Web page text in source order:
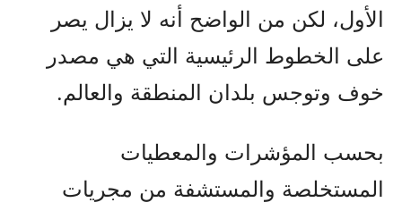
الأول، لكن من الواضح أنه لا يزال يصر
على الخطوط الرئيسية التي هي مصدر
خوف وتوجس بلدان المنطقة والعالم.
بحسب المؤشرات والمعطيات
المستخلصة والمستشفة من مجريات